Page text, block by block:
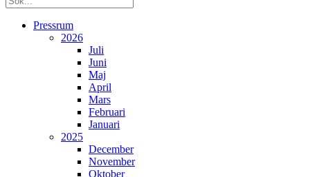
Pressrum
2026
Juli
Juni
Maj
April
Mars
Februari
Januari
2025
December
November
Oktober